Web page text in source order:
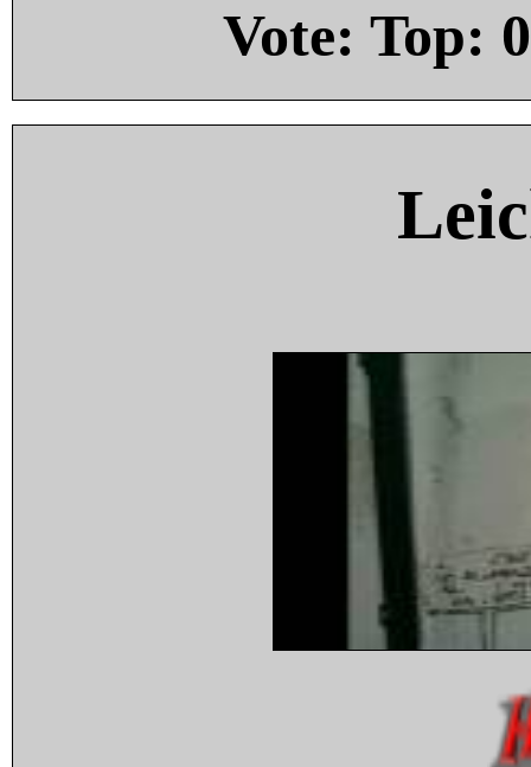
Vote: Top: 0